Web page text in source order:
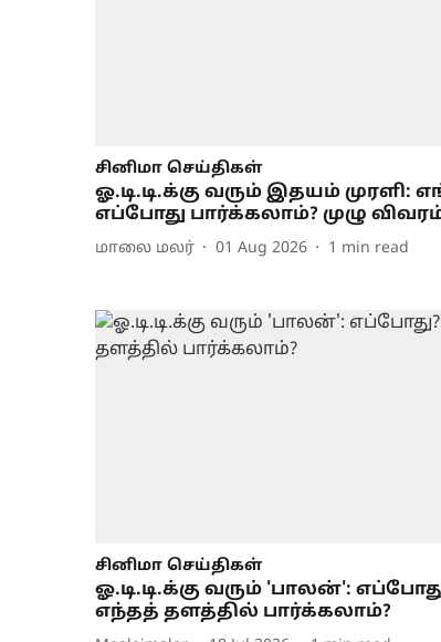
சினிமா செய்திகள்
ஓ.டி.டி.க்கு வரும் இதயம் முரளி:
எப்போது பார்க்கலாம்? முழு
மாலை மலர் 01 Aug 2026 1 min read
சினிமா செய்திகள்
ஓ.டி.டி.க்கு வரும் 'பாலன்':
எந்தத் தளத்தில் பார்க்கலாம்?